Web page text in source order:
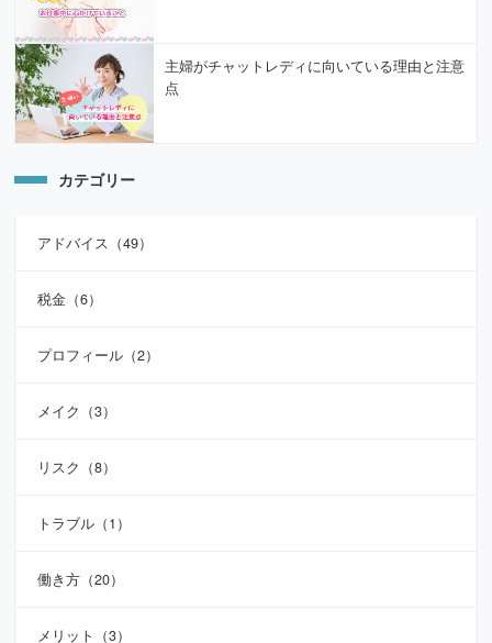
主婦がチャットレディに向いている理由と注意
点
カテゴリー
アドバイス（49）
税金（6）
プロフィール（2）
メイク（3）
リスク（8）
トラブル（1）
働き方（20）
メリット（3）